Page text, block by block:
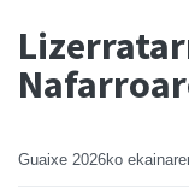
Guaixe 2026ko